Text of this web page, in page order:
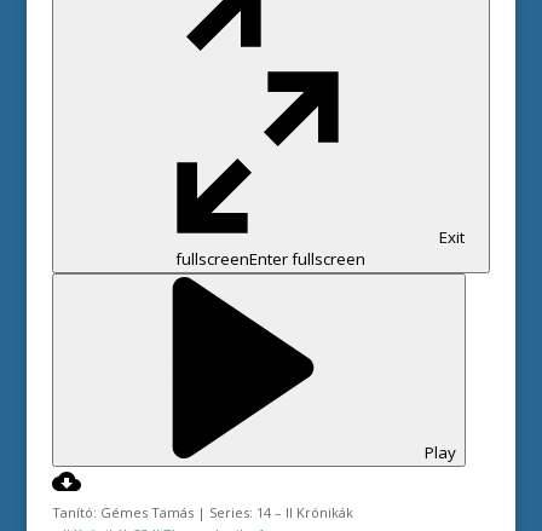
Exit
fullscreenEnter fullscreen
Play
Tanító: Gémes Tamás | Series: 14 – II Krónikák